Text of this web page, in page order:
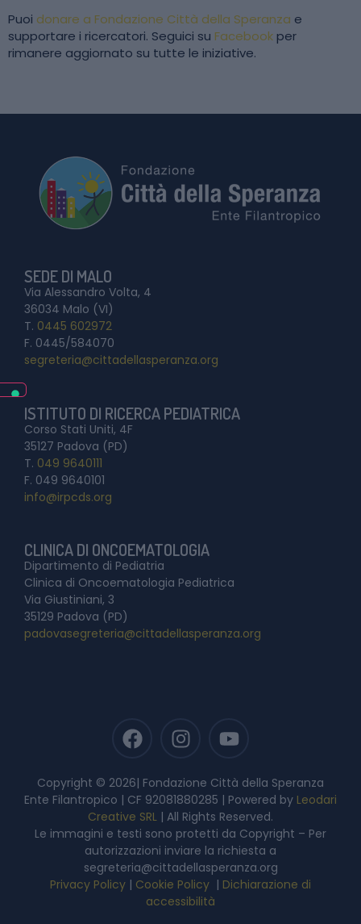
Puoi donare a Fondazione Città della Speranza e
supportare i ricercatori. Seguici su Facebook per
rimanere aggiornato su tutte le iniziative.
SEDE DI MALO
Via Alessandro Volta, 4
36034 Malo (VI)
T. 0445 602972
F. 0445/584070
segreteria@cittadellasperanza.org
ISTITUTO DI RICERCA PEDIATRICA
Corso Stati Uniti, 4F
35127 Padova (PD)
T. 049 9640111
F. 049 9640101
info@irpcds.org
CLINICA DI ONCOEMATOLOGIA
Dipartimento di Pediatria
Clinica di Oncoematologia Pediatrica
Via Giustiniani, 3
35129 Padova (PD)
padovasegreteria@cittadellasperanza.org
Copyright © 2026| Fondazione Città della Speranza
Ente Filantropico | CF 92081880285 | Powered by Leodari
Creative SRL | All Rights Reserved.
Le immagini e testi sono protetti da Copyright – Per
autorizzazioni inviare la richiesta a
segreteria@cittadellasperanza.org
Privacy Policy | Cookie Policy | Dichiarazione di
accessibilità